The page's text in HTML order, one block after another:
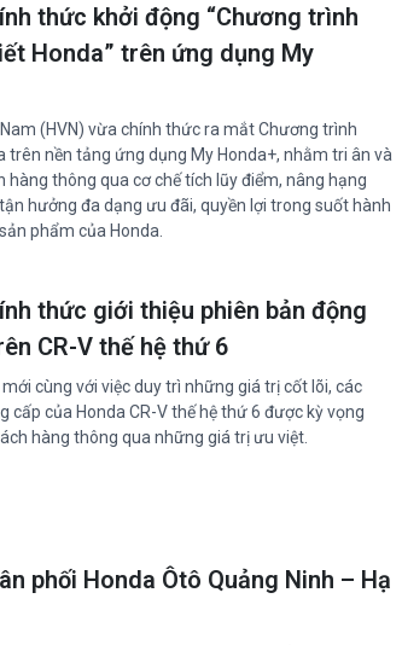
thức khởi động “Chương trình
Honda” trên ứng dụng My
(HVN) vừa chính thức ra mắt Chương trình
trên nền tảng ứng dụng My Honda+, nhằm tri ân và
hàng thông qua cơ chế tích lũy điểm, nâng hạng
hưởng đa dạng ưu đãi, quyền lợi trong suốt hành
phẩm của Honda.
thức giới thiệu phiên bản động
CR-V thế hệ thứ 6
cùng với việc duy trì những giá trị cốt lõi, các
cấp của Honda CR-V thế hệ thứ 6 được kỳ vọng
hàng thông qua những giá trị ưu việt.
phối Honda Ôtô Quảng Ninh – Hạ